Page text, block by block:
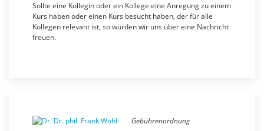
Sollte eine Kollegin oder ein Kollege eine Anregung zu einem
Kurs haben oder einen Kurs besucht haben, der für alle
Kollegen relevant ist, so würden wir uns über eine Nachricht
freuen.
Gebührenordnung